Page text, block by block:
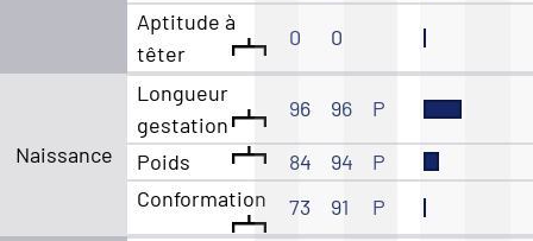
Aptitude à
têter
0 0
Naissance
Longueur
gestation
96 96 P
Poids 84 94
P
Conformation
73 91 P